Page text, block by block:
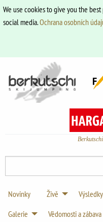
We use cookies to give you the
social media.Ochrana osobních
Novinky Živě Výsledky
Galerie
Vědomosti a zábava